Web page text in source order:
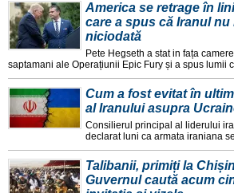
America se retrage în
care a spus că Iranul nu
niciodată
Pete Hegseth a stat in fața
saptamani ale Operațiunii Epic Fury și a spus lumii
Cum a fost evitat în
al Iranului asupra
Consilierul principal al liderului
declarat luni ca armata iraniana
Talibanii, primiți la
Guvernul caută acum